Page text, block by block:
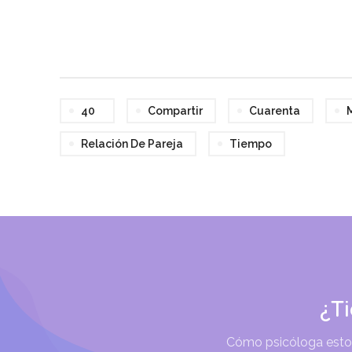
40 Compartir Cuarenta
Relación De Pareja Tiempo
Cómo psicóloga